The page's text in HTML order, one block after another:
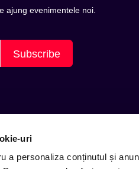
uri
a personaliza conținutul și
ajung evenimentele noi.
Subscribe